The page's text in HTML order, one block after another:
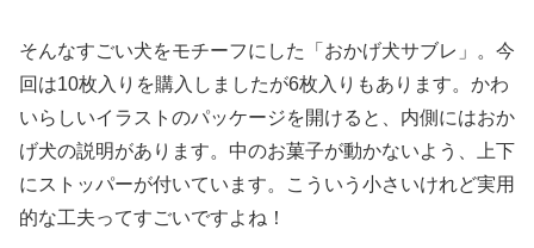
そんなすごい犬をモチーフにした「おかげ犬サブレ」。今
回は10枚入りを購入しましたが6枚入りもあります。かわ
いらしいイラストのパッケージを開けると、内側にはおか
げ犬の説明があります。中のお菓子が動かないよう、上下
にストッパーが付いています。こういう小さいけれど実用
的な工夫ってすごいですよね！